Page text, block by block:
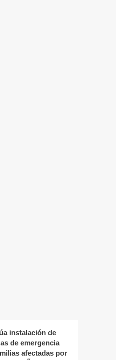
instalación de
de emergencia
afectadas por